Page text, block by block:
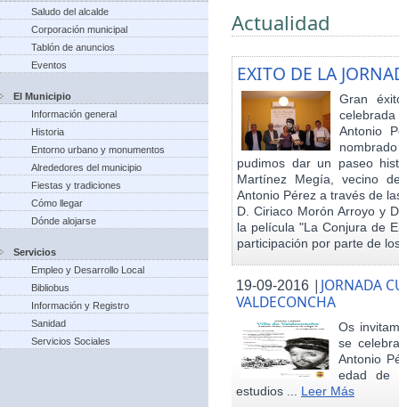
Saludo del alcalde
Corporación municipal
Tablón de anuncios
Eventos
El Municipio
Información general
Historia
Entorno urbano y monumentos
Alrededores del municipio
Fiestas y tradiciones
Cómo llegar
Dónde alojarse
Servicios
Empleo y Desarrollo Local
Bibliobus
Información y Registro
Sanidad
Servicios Sociales
Actualidad
EXITO DE LA
Gran
Antonio
pudimos dar un paseo
Martínez Megía, vecino
Antonio Pérez a través de
D. Ciriaco Morón Arroyo y
la película "La Conjura de
participación por parte de
19-09-2016 | JORNADA
VALDECONCHA
Os
se
Antonio
edad de
estudios ... Leer Más